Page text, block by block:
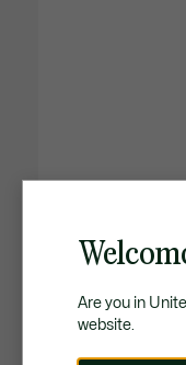
Are you in
website.